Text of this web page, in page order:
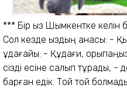
*** Бір қыз Шымкентке келін
Сол кезде қыздың анасы: -
құдағайы: - Құдағи,
сізді есіне салып тұрады, -
барған едік. Той той